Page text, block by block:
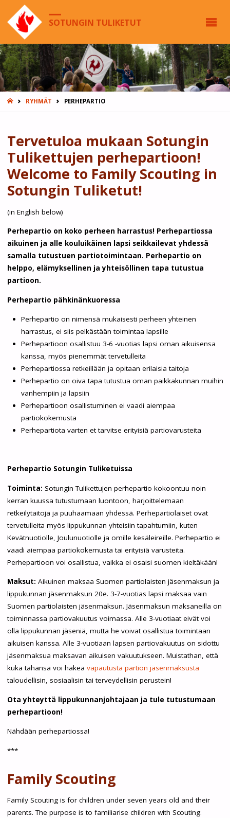
SOTUNGIN TULIKETUT
HOMERYHMÄT PERHEPARTIO
Tervetuloa mukaan Sotungin
Tulikettujen perhepartioon!
Welcome to Family Scouting in
Sotungin Tuliketut!
(in English below)
Perhepartio on koko perheen harrastus! Perhepartiossa
aikuinen ja alle kouluikäinen lapsi seikkailevat yhdessä
samalla tutustuen partiotoimintaan. Perhepartio on
helppo, elämyksellinen ja yhteisöllinen tapa tutustua
partioon.
Perhepartio pähkinänkuoressa
Perhepartio on nimensä mukaisesti perheen yhteinen
harrastus, ei siis pelkästään toimintaa lapsille
Perhepartioon osallistuu 3-6 -vuotias lapsi oman aikuisensa
kanssa, myös pienemmät tervetulleita
Perhepartiossa retkeillään ja opitaan erilaisia taitoja
Perhepartio on oiva tapa tutustua oman paikkakunnan muihin
vanhempiin ja lapsiin
Perhepartioon osallistuminen ei vaadi aiempaa
partiokokemusta
Perhepartiota varten et tarvitse erityisiä partiovarusteita
Perhepartio Sotungin Tuliketuissa
Toiminta: Sotungin Tulikettujen perhepartio kokoontuu noin
kerran kuussa tutustumaan luontoon, harjoittelemaan
retkeilytaitoja ja puuhaamaan yhdessä. Perhepartiolaiset ovat
tervetulleita myös lippukunnan yhteisiin tapahtumiin, kuten
Kevätnuotiolle, Joulunuotiolle ja omille kesäleireille. Perhepartio ei
vaadi aiempaa partiokokemusta tai erityisiä varusteita.
Perhepartioon voi osallistua, vaikka ei osaisi suomen kieltäkään!
Maksut: Aikuinen maksaa Suomen partiolaisten jäsenmaksun ja
lippukunnan jäsenmaksun 20e. 3-7-vuotias lapsi maksaa vain
Suomen partiolaisten jäsenmaksun. Jäsenmaksun maksaneilla on
toiminnassa partiovakuutus voimassa. Alle 3-vuotiaat eivät voi
olla lippukunnan jäseniä, mutta he voivat osallistua toimintaan
aikuisen kanssa. Alle 3-vuotiaan lapsen partiovakuutus on sidottu
jäsenmaksua maksavan aikuisen vakuutukseen. Muistathan, että
kuka tahansa voi hakea vapautusta partion jäsenmaksusta
taloudellisin, sosiaalisin tai terveydellisin perustein!
Ota yhteyttä lippukunnanjohtajaan ja tule tutustumaan
perhepartioon!
Nähdään perhepartiossa!
***
Family Scouting
Family Scouting is for children under seven years old and their
parents. The purpose is to familiarise children with Scouting.